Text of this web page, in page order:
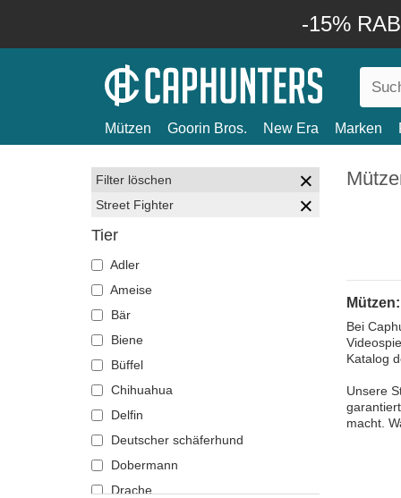
-15%
Mützen Goorin Bros. New Era Marken
Filter löschen
Street Fighter
Tier
Adler
Ameise
Bär
Biene
Büffel
Chihuahua
Delfin
Deutscher schäferhund
Dobermann
Drache
Bei
Katalog
Unsere
macht.